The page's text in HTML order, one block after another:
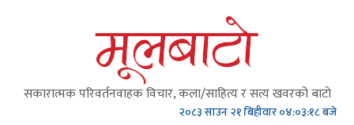
सकारात्मक परिवर्तनवाहक विचार, कला/साहित्य र सत्य खवरको बाटाे
२०८३ साउन २१ बिहीवार०४:०३:२० बजे